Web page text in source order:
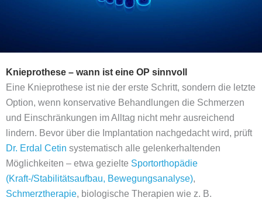
Knieprothese – wann ist eine OP sinnvoll
Eine Knieprothese ist nie der erste Schritt, sondern die letzte
Option, wenn konservative Behandlungen die Schmerzen
und Einschränkungen im Alltag nicht mehr ausreichend
lindern. Bevor über die Implantation nachgedacht wird, prüft
Dr. Erdal Cetin systematisch alle gelenkerhaltenden
Möglichkeiten – etwa gezielte Sportorthopädie
(Kraft-/Stabilitätsaufbau, Bewegungsanalyse),
Schmerztherapie, biologische Therapien wie z. B.